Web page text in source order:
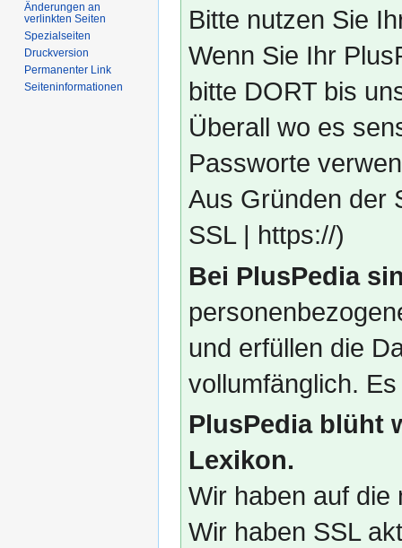
Bitte nutzen Sie
Wenn Sie Ihr
bitte DORT bis
Überall wo es
Passworte
Aus Gründen der
SSL | https://)
Bei PlusPedia
und erfüllen die
vollumfänglich.
PlusPedia blüht
Lexikon.
Wir haben auf die
Wir haben SSL
Änderungen an
verlinkten Seiten
Spezialseiten
Druckversion
Permanenter Link
Seiten­­informationen